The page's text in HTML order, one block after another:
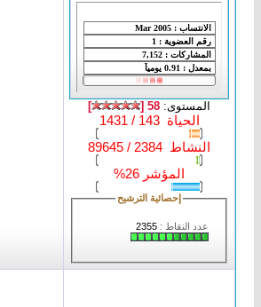
المستوى: 58 [
]
الحياة 143 / 1431
النشاط 2384 / 89645
المؤشر 26%
إحصائية الترشيح
عدد النقاط :2355